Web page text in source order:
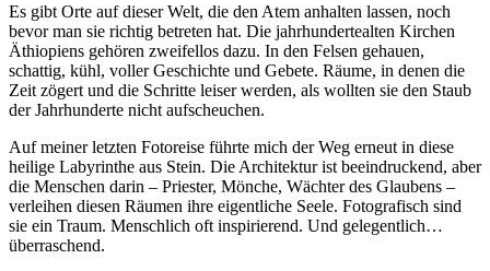
Es gibt Orte auf dieser Welt, die den Atem anhalten lassen, noch
bevor man sie richtig betreten hat. Die jahrhundertealten Kirchen
Äthiopiens gehören zweifellos dazu. In den Felsen gehauen,
schattig, kühl, voller Geschichte und Gebete. Räume, in denen die
Zeit zögert und die Schritte leiser werden, als wollten sie den Staub
der Jahrhunderte nicht aufscheuchen.
Auf meiner letzten Fotoreise führte mich der Weg erneut in diese
heilige Labyrinthe aus Stein. Die Architektur ist beeindruckend, aber
die Menschen darin – Priester, Mönche, Wächter des Glaubens –
verleihen diesen Räumen ihre eigentliche Seele. Fotografisch sind
sie ein Traum. Menschlich oft inspirierend. Und gelegentlich…
überraschend.